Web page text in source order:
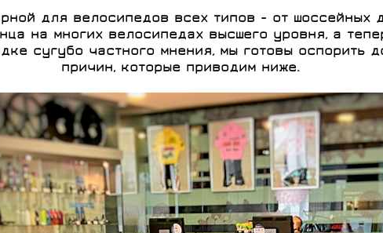
GELO RIDLEY
МЕЛКИЕ ДЕТАЛИ,
ТРОСЫ, РУБАШКИ
ПОДСЕДЕЛЬНЫЕ
ШТЫРИ
БЕГОВАЯ ОДЕЖДА ДЛЯ ДЕТЕЙ
СУМКИ,
ДЕРЖАТЕЛИ,
РЮКЗАКИ
СПОРТИВНОЕ
ПИТАНИЕ
BIVIUM ROSSIGNOL
для велосипедов всех типов - от шоссейных
на многих велосипедах высшего уровня, а
сугубо частного мнения, мы готовы оспорить
причин, которые приводим ниже.